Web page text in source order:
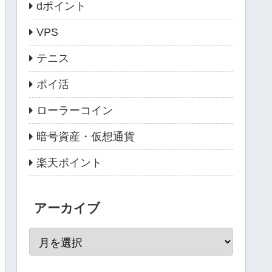
dポイント
VPS
テニス
ポイ活
ローラーコイン
暗号資産・仮想通貨
楽天ポイント
アーカイブ